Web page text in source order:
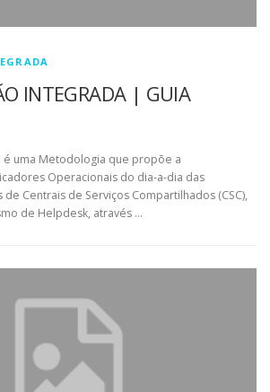
INTEGRADA | GUIA
uma Metodologia que propõe a
Operacionais do dia-a-dia das
Centrais de Serviços Compartilhados (CSC),
de Helpdesk, através …